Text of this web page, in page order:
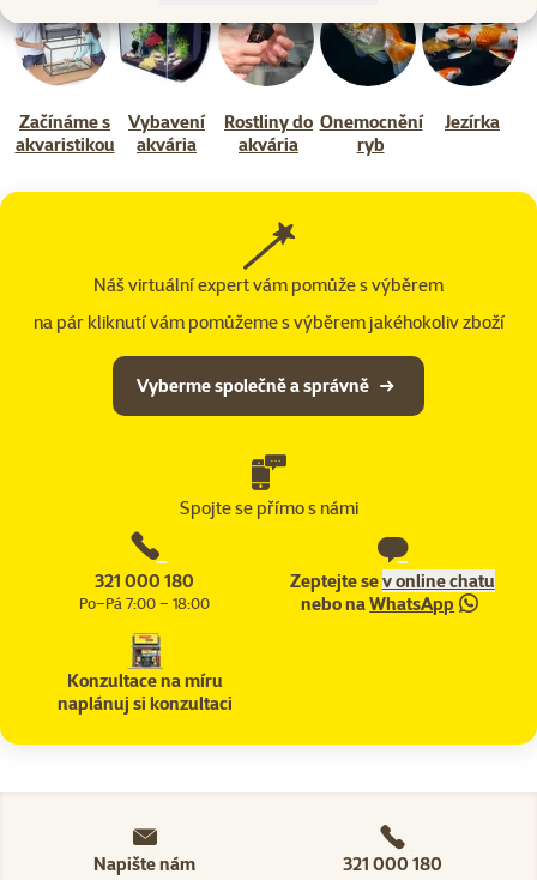
Začínáme s
akvaristikou
Vybavení
akvária
Rostliny do
akvária
Onemocnění
ryb
Jezírka
Náš virtuální expert vám pomůže s výběrem
na pár kliknutí vám pomůžeme s výběrem jakéhokoliv zboží
Vyberme společně a správně
Spojte se přímo s námi
321 000 180
Po–Pá 7:00 – 18:00
Zeptejte sev online chatu
nebo naWhatsApp
Konzultace na míru
naplánuj si konzultaci
Napište nám 321 000 180